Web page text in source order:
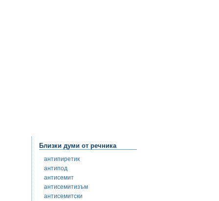
Близки думи от речника
антипиретик
антипод
антисемит
антисемитизъм
антисемитски